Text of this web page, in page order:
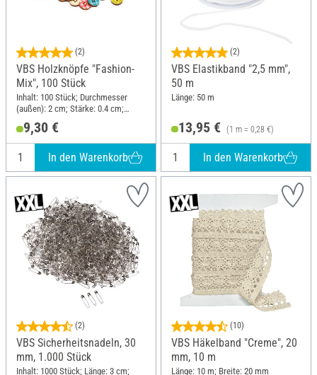
(2)
VBS Holzknöpfe "Fashion-
Mix", 100 Stück
Inhalt: 100 Stück; Durchmesser
(außen): 2 cm; Stärke: 0.4 cm;
9,30 €
In den Warenkorb
(2)
VBS Elastikband "2,5 mm",
50 m
Länge: 50 m
13,95 € (1 m = 0,28 €)
In den Warenkorb
(2)
VBS Sicherheitsnadeln, 30
mm, 1.000 Stück
Inhalt: 1000 Stück; Länge: 3 cm;
(10)
VBS Häkelband "Creme", 20
mm, 10 m
Länge: 10 m; Breite: 20 mm